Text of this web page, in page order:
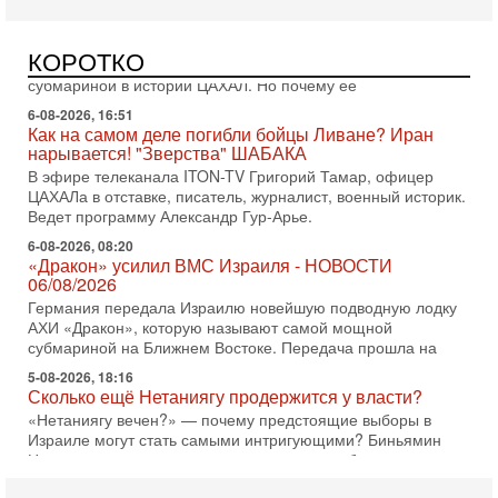
КОРОТКО
АХИ «Дракон» (Drakon), которая уже стала самой дорогой
субмариной в истории ЦАХАЛ. Но почему её
6-08-2026, 16:51
Как на самом деле погибли бойцы Ливане? Иран
нарывается! "Зверства" ШАБАКА
В эфире телеканала ITON-TV Григорий Тамар, офицер
ЦАХАЛа в отставке, писатель, журналист, военный историк.
Ведет программу Александр Гур-Арье.
6-08-2026, 08:20
«Дракон» усилил ВМС Израиля - НОВОСТИ
06/08/2026
Германия передала Израилю новейшую подводную лодку
АХИ «Дракон», которую называют самой мощной
субмариной на Ближнем Востоке. Передача прошла на
5-08-2026, 18:16
Сколько ещё Нетаниягу продержится у власти?
«Нетаниягу вечен?» — почему предстоящие выборы в
Израиле могут стать самыми интригующими? Биньямин
Нетаниягу снова уверенно заявляет, что победа на